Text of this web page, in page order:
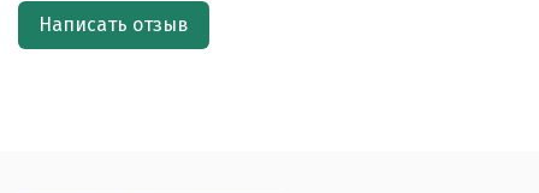
Написать отзыв